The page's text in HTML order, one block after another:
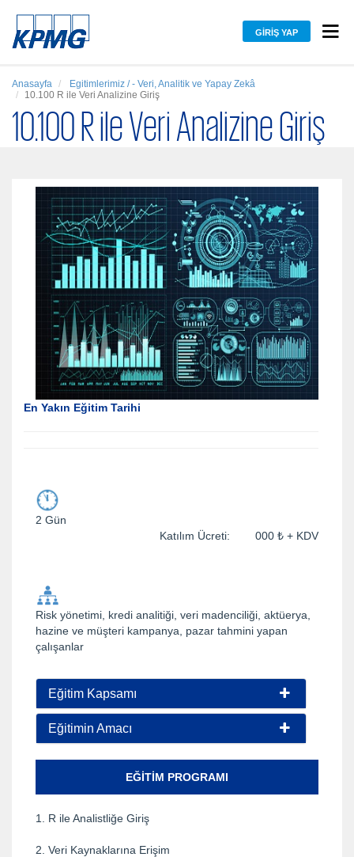
GIRIŞ YAP
Anasayfa
Egitimlerimiz / - Veri, Analitik ve Yapay Zekâ
10.100 R ile Veri Analizine Giriş
10.100 R ile Veri Analizine Giriş
En Yakın Eğitim Tarihi
2 Gün
Katılım Ücreti: 000 ₺ + KDV
Risk yönetimi, kredi analitiği, veri madenciliği, aktüerya,
hazine ve müşteri kampanya, pazar tahmini yapan
çalışanlar
Eğitim Kapsamı
Eğitimin Amacı
EĞITIM PROGRAMI
1. R ile Analistliğe Giriş
2. Veri Kaynaklarına Erişim